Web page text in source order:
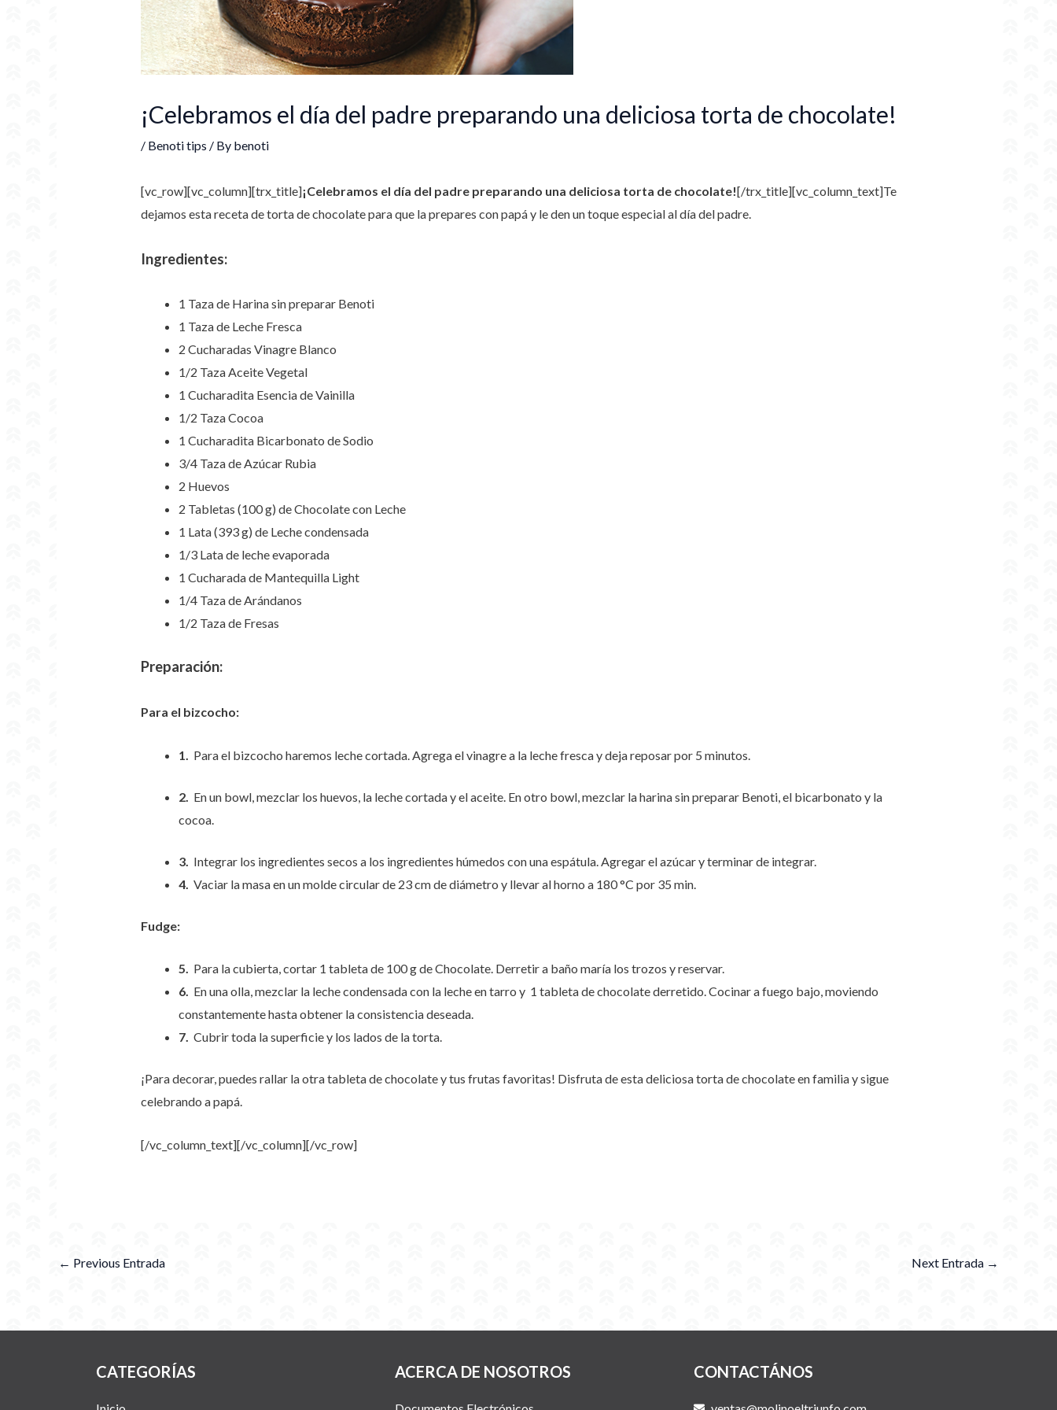
¡Celebramos el día del padre preparando una deliciosa torta de chocolate!
/ Benoti tips / By benoti
[vc_row][vc_column][trx_title]¡Celebramos el día del padre preparando una deliciosa torta de chocolate![/trx_title][vc_column_text]Te
dejamos esta receta de torta de chocolate para que la prepares con papá y le den un toque especial al día del padre.
Ingredientes:
1 Taza de Harina sin preparar Benoti
1 Taza de Leche Fresca
2 Cucharadas Vinagre Blanco
1/2 Taza Aceite Vegetal
1 Cucharadita Esencia de Vainilla
1/2 Taza Cocoa
1 Cucharadita Bicarbonato de Sodio
3/4 Taza de Azúcar Rubia
2 Huevos
2 Tabletas (100 g) de Chocolate con Leche
1 Lata (393 g) de Leche condensada
1/3 Lata de leche evaporada
1 Cucharada de Mantequilla Light
1/4 Taza de Arándanos
1/2 Taza de Fresas
Preparación:
Para el bizcocho:
1. Para el bizcocho haremos leche cortada. Agrega el vinagre a la leche fresca y deja reposar por 5 minutos.
2. En un bowl, mezclar los huevos, la leche cortada y el aceite. En otro bowl, mezclar la harina sin preparar Benoti, el bicarbonato y la
cocoa.
3. Integrar los ingredientes secos a los ingredientes húmedos con una espátula. Agregar el azúcar y terminar de integrar.
4. Vaciar la masa en un molde circular de 23 cm de diámetro y llevar al horno a 180 °C por 35 min.
Fudge:
5. Para la cubierta, cortar 1 tableta de 100 g de Chocolate. Derretir a baño maría los trozos y reservar.
6. En una olla, mezclar la leche condensada con la leche en tarro y 1 tableta de chocolate derretido. Cocinar a fuego bajo, moviendo
constantemente hasta obtener la consistencia deseada.
7. Cubrir toda la superficie y los lados de la torta.
¡Para decorar, puedes rallar la otra tableta de chocolate y tus frutas favoritas! Disfruta de esta deliciosa torta de chocolate en familia y sigue
celebrando a papá.
[/vc_column_text][/vc_column][/vc_row]
← Previous Entrada Next Entrada →
CATEGORÍAS ACERCA DE NOSOTROS CONTACTÁNOS